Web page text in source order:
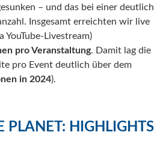
– und das bei einer deutlich
Insgesamt erreichten wir live
YouTube-Livestream)
pro Veranstaltung. Damit lag die
pro Event deutlich über dem
in 2024).
PLANET: HIGHLIGHTS